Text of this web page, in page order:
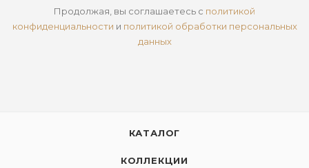
Продолжая, вы соглашаетесь с политикой
конфиденциальности и политикой обработки персональных
данных
КАТАЛОГ
КОЛЛЕКЦИИ